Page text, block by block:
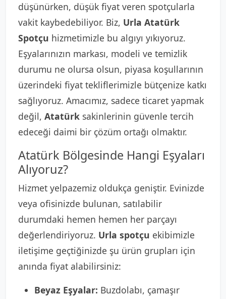
düşünürken, düşük fiyat veren spotçularla
vakit kaybedebiliyor. Biz, Urla Atatürk
Spotçu hizmetimizle bu algıyı yıkıyoruz.
Eşyalarınızın markası, modeli ve temizlik
durumu ne olursa olsun, piyasa koşullarının
üzerindeki fiyat tekliflerimizle bütçenize katkı
sağlıyoruz. Amacımız, sadece ticaret yapmak
değil, Atatürk sakinlerinin güvenle tercih
edeceği daimi bir çözüm ortağı olmaktır.
Atatürk Bölgesinde Hangi Eşyaları
Alıyoruz?
Hizmet yelpazemiz oldukça geniştir. Evinizde
veya ofisinizde bulunan, satılabilir
durumdaki hemen hemen her parçayı
değerlendiriyoruz. Urla spotçu ekibimizle
iletişime geçtiğinizde şu ürün grupları için
anında fiyat alabilirsiniz:
Beyaz Eşyalar: Buzdolabı, çamaşır